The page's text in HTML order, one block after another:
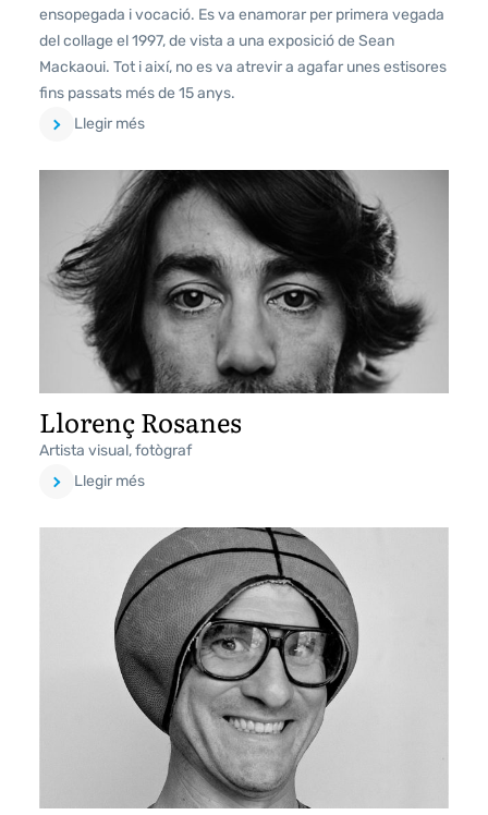
ensopegada i vocació. Es va enamorar per primera vegada
del collage el 1997, de vista a una exposició de Sean
Mackaoui. Tot i així, no es va atrevir a agafar unes estisores
fins passats més de 15 anys.
Llegir més
Llorenç Rosanes
Artista visual, fotògraf
Llegir més